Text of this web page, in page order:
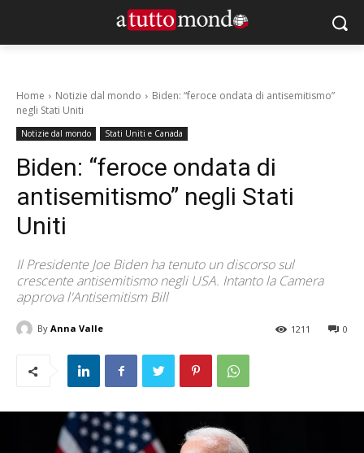
Home Notizie dal mondo
Biden: “feroce ondata di antisemitismo”
negli Stati Uniti
Notizie dal mondo Stati Uniti e Canada
Biden: “feroce ondata di
antisemitismo” negli Stati
Uniti
Il Presidente Joe Biden ha tenuto un discorso sul
crescente antisemitismo negli USA. Intanto la Camera
approva l'Antisemitism Bill
By Anna Valle 0
1211